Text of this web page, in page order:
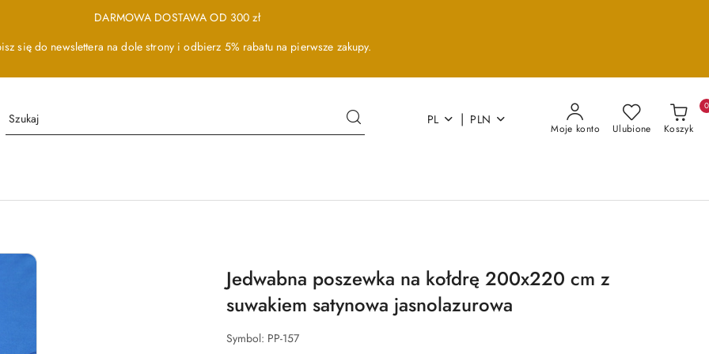
DARMOWA DOSTAWA OD 300 zł
się do newslettera na dole strony i odbierz 5% rabatu na pierwsze zakupy.
PL | PLN
Moje konto Ulubione Koszyk
0
Jedwabna poszewka na kołdrę 200x220 cm z
suwakiem satynowa jasnolazurowa
Symbol: PP-157